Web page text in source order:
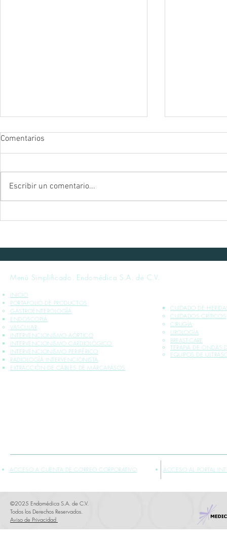
Comentarios
Escribir un comentario...
Menú Simplificado. Endomédica S.A. de C.V.
INICIO
PORTAFOLIO DE PRODUCTOS
GASTROENTEROLOGÍA
ENDOSCOPIA
VASCULAR
INTERVENCIONISMO AÓRTICO
INTERVENCIONISMO CARDIOLÓGICO
INTERVENCIONISMO PERIFÉRICO
RADIOLOGÍA INTERVENCIONISTA
EXTRACCIÓN DE CABLES DE MARCAPASOS
CUIDADO DE
CUIDADOS CRÍTICOS​
CIRUGÍA
UROLOGÍA
BREAST CARE
TERAPIA DE ONDAS
EQUIPOS DE
ACCESO A CUENTA DE CORREO CORPORATIVO ACCESO AL PORTAL
©2025 Endomédica S.A. de C.V.
Todos los Derechos Reservados.
Aviso de Privacidad